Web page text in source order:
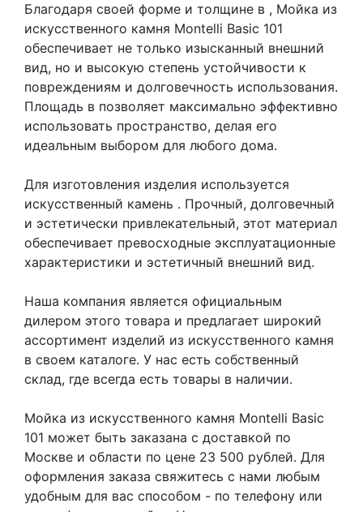
Благодаря своей форме и толщине в , Мойка из
искусственного камня Montelli Basic 101
обеспечивает не только изысканный внешний
вид, но и высокую степень устойчивости к
повреждениям и долговечность использования.
Площадь в позволяет максимально эффективно
использовать пространство, делая его
идеальным выбором для любого дома.
Для изготовления изделия используется
искусственный камень . Прочный, долговечный
и эстетически привлекательный, этот материал
обеспечивает превосходные эксплуатационные
характеристики и эстетичный внешний вид.
Наша компания является официальным
дилером этого товара и предлагает широкий
ассортимент изделий из искусственного камня
в своем каталоге. У нас есть собственный
склад, где всегда есть товары в наличии.
Мойка из искусственного камня Montelli Basic
101 может быть заказана с доставкой по
Москве и области по цене 23 500 рублей. Для
оформления заказа свяжитесь с нами любым
удобным для вас способом - по телефону или